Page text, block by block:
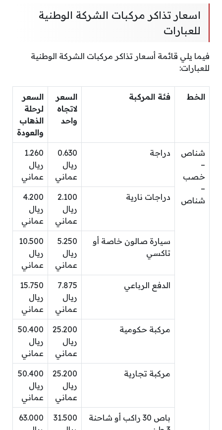
اسعار تذاكر مركبات الشركة الوطنية
للعبارات
فيما يلي قائمة أسعار تذاكر مركبات الشركة الوطنية
للعبارات:
الخط فئة المركبة
السعر
لاتجاه
واحد
السعر
لرحلة
الذهاب
والعودة
شناص
–
خصب
–
شناص
دراجة
0.630
ريال
عماني
1.260
ريال
عماني
دراجات نارية
2.100
ريال
عماني
4.200
ريال
عماني
سيارة صالون خاصة أو
تاكسي
5.250
ريال
عماني
10.500
ريال
عماني
الدفع الرباعي
7.875
ريال
عماني
15.750
ريال
عماني
مركبة حكومية
25.200
ريال
عماني
50.400
ريال
عماني
مركبة تجارية
25.200
ريال
عماني
50.400
ريال
عماني
باص 30 راكب أو شاحنة
31.500
63.000